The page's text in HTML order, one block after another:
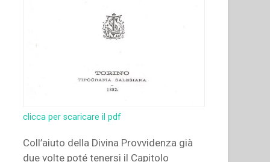
the
Congregation
of
the
first
duty
clicca per scaricare il pdf
Coll’aiuto della Divina Provvidenza già
due volte poté tenersi il Capitolo